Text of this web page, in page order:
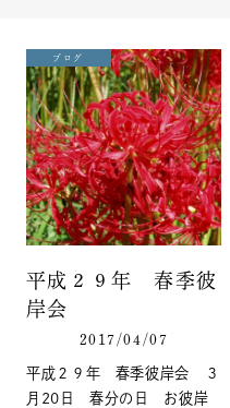
ブログ
平成２９年 春季彼
岸会
2017/04/07
平成２９年 春季彼岸会 ３
月20日 春分の日 お彼岸